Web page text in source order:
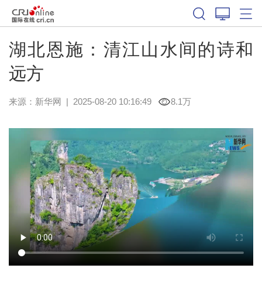
湖北恩施：清江山水间的诗和
远方
来源： 新华网 | 2025-08-20 10:16:49 8.1万